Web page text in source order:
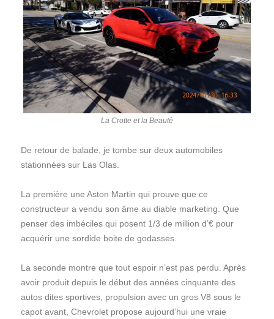
La Crotte et la Beauté
De retour de balade, je tombe sur deux automobiles
stationnées sur Las Olas.
La première une Aston Martin qui prouve que ce
constructeur a vendu son âme au diable marketing. Que
penser des imbéciles qui posent 1/3 de million d’€ pour
acquérir une sordide boite de godasses.
La seconde montre que tout espoir n’est pas perdu. Après
avoir produit depuis le début des années cinquante des
autos dites sportives, propulsion avec un gros V8 sous le
capot avant, Chevrolet propose aujourd’hui une vraie